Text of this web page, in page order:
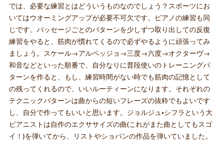
では、必要な練習とはどういうものなのでしょう？スポーツにお
いてはウオーミングアップが必要不可欠です。ピアノの練習も同
じです。パッセージごとのパターンを少しずつ取り出しての反復
練習をやると、筋肉が慣れてくるので必ずやるように頑張ってみ
ましょう。スケール→アルペッジョ→三度→六度→オクターヴ→
和音などといった順番で、自分なりに普段使いのトレーニングパ
ターンを作ると、もし、練習時間がない時でも筋肉の記憶として
の残ってくれるので、いいルーティーンになります。それぞれの
テクニックパターンは曲からの短いフレーズの抜粋でもよいです
し、自分で作ってもいいと思います。ジョルジュ•シフラという大
ピアニストは自作のエクササイズの曲(これがまた曲としてもスゴ
イ！)を弾いてから、リストやショパンの作品を弾いていました。